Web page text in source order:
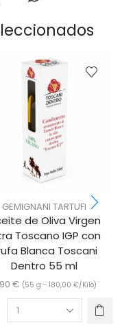
GEMIGNANI TARTUFI
de Oliva Virgen
Toscano IGP con
Blanca Toscani
Dentro 55 ml
€ (55 g -180,00€/Kilo)